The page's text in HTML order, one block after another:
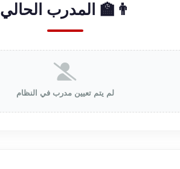
👨‍🏫 المدرب الحالي
لم يتم تعيين مدرب في النظام